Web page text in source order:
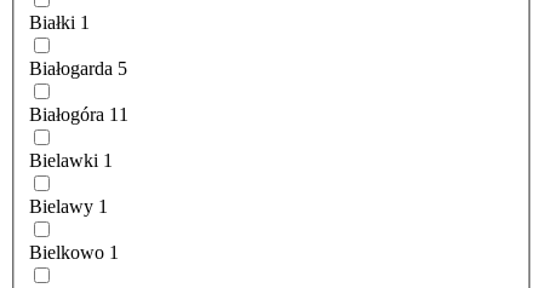
Białki 1
Białogarda 5
Białogóra 11
Bielawki 1
Bielawy 1
Bielkowo 1